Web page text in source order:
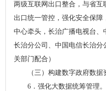
两级互联网出口整合，与省互
出口统一管控，强化安全保
中心牵头，长治广播电视台、
长治分公司、中国电信长治分
关部门配合）
（三）构建数字政府数据
6．强化大数据统筹管理